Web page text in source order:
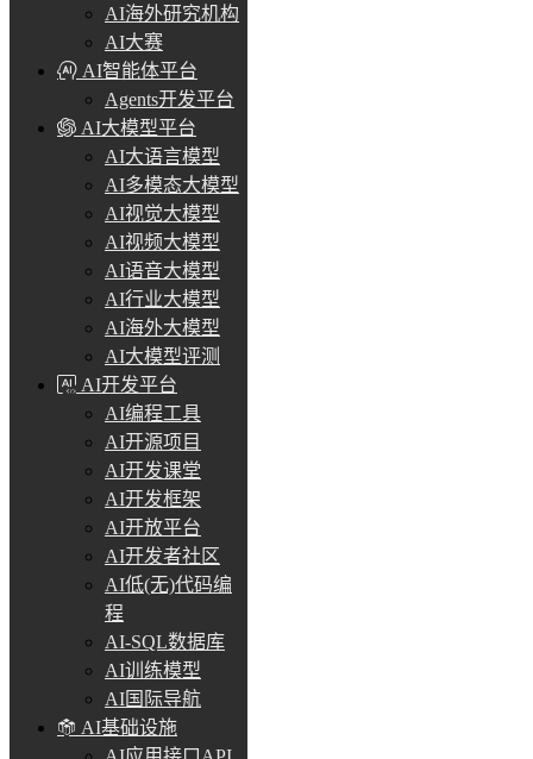
AI海外研究机构
AI大赛
AI智能体平台
Agents开发平台
AI大模型平台
AI大语言模型
AI多模态大模型
AI视觉大模型
AI视频大模型
AI语音大模型
AI行业大模型
AI海外大模型
AI大模型评测
AI开发平台
AI编程工具
AI开源项目
AI开发课堂
AI开发框架
AI开放平台
AI开发者社区
AI低(无)代码编
程
AI-SQL数据库
AI训练模型
AI国际导航
AI基础设施